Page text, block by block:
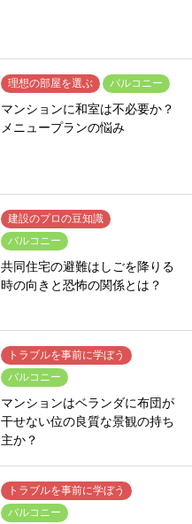
理想の部屋を選ぶ バルコニー
マンションに和室は不必要か？
メニュープランの悩み
建設のプロの豆知識
バルコニー
共同住宅の避難はしごを降りる
時の向きと恐怖の関係とは？
トラブルを事前に学ぼう
バルコニー
マンションはベランダに布団が
干せない位の良質な景観の持ち
主か？
トラブルを事前に学ぼう
バルコニー